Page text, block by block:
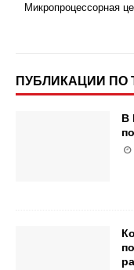
Микропроцессорная
ПУБЛИКАЦИИ ПО
В